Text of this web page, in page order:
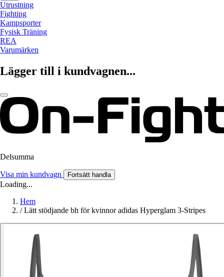
Utrustning
Fighting
Kampsporter
Fysisk Träning
REA
Varumärken
Lägger till i kundvagnen...
Delsumma
Visa min kundvagn Fortsätt handla
Loading...
Hem
/ Lätt stödjande bh för kvinnor adidas Hyperglam 3-Stripes